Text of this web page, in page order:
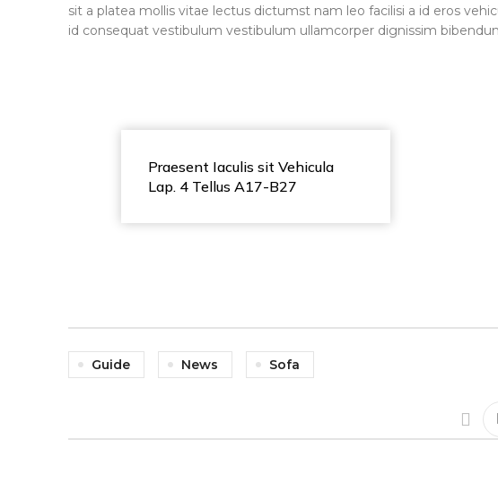
sit a platea mollis vitae lectus dictumst nam leo facilisi a id eros
id consequat vestibulum vestibulum ullamcorper dignissim
Praesent Iaculis sit Vehicula
Lap. 4 Tellus A17-B27
Guide News Sofa